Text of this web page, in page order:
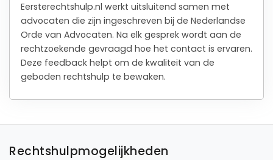
Eersterechtshulp.nl werkt uitsluitend samen met
advocaten die zijn ingeschreven bij de Nederlandse
Orde van Advocaten. Na elk gesprek wordt aan de
rechtzoekende gevraagd hoe het contact is ervaren.
Deze feedback helpt om de kwaliteit van de
geboden rechtshulp te bewaken.
Rechtshulpmogelijkheden